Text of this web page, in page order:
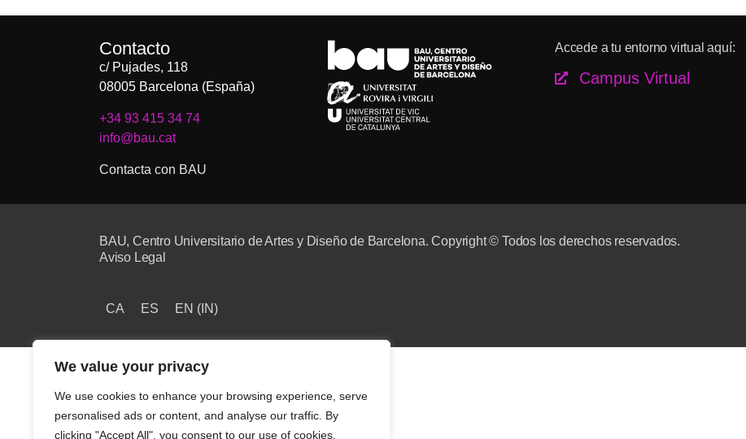
We value your privacy
We use cookies to enhance your browsing experience, serve
personalised ads or content, and analyse our traffic. By
clicking "Accept All", you consent to our use of cookies.
Contacto
c/ Pujades, 118
08005 Barcelona (España)
+34 93 415 34 74
info@bau.cat
Contacta con BAU
Accede a tu entorno virtual aquí:
Campus Virtual
BAU, Centro Universitario de Artes y Diseño de Barcelona. Copyright © Todos los derechos reservados.
Aviso Legal
CA ES EN (IN)